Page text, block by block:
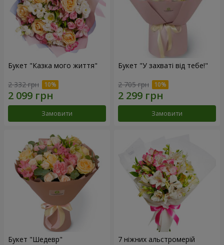
Букет "Казка мого життя"
2 332 грн
Замовити
Букет "У захваті від тебе!"
2 705 грн
Замовити
Букет "Шедевр" 7 ніжних альстромерій